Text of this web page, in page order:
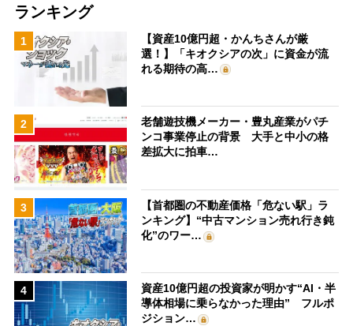
ランキング
1
【資産10億円超・かんちさんが厳
選！】「キオクシアの次」に資金が流
れる期待の高…
2
老舗遊技機メーカー・豊丸産業がパチ
ンコ事業停止の背景 大手と中小の格
差拡大に拍車…
3
【首都圏の不動産価格「危ない駅」ラ
ンキング】“中古マンション売れ行き鈍
化”のワー…
4
資産10億円超の投資家が明かす“AI・半
導体相場に乗らなかった理由” フルポ
ジション…